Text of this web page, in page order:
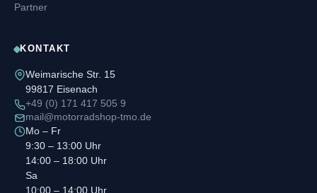
Partner
KONTAKT
Weimarische Str. 15
99817 Eisenach
+49 (0) 171 417 505 9
mail@motorradshop-tmo.de
Mo – Fr
9:30 – 13:00 Uhr
14:00 – 18:00 Uhr
Sa
10:00 – 14:00 Uhr